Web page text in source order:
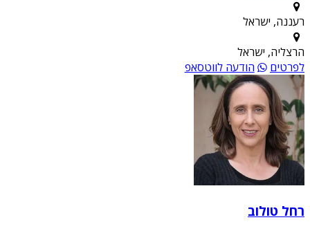
רעננה, ישראל
הרצליה, ישראל
לפרטים
הודעה לווטסאפ
רחל טולוב